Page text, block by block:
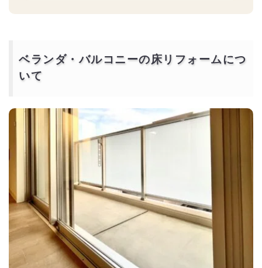
ベランダ・バルコニーの床リフォームにつ
いて